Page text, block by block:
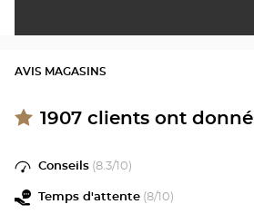
AVIS MAGASINS
1907 clients ont
Conseils (8.3/10)
Temps d'attente (8/10)